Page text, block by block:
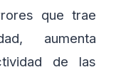
que trae
aumenta
de las